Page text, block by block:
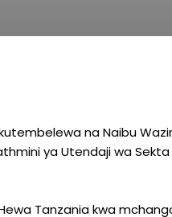
na Naibu
ya Utendaji wa Sekta
Tanzania kwa